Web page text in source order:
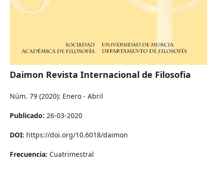
Daimon Revista Internacional de Filosofia
Núm. 79 (2020): Enero - Abril
Publicado: 26-03-2020
DOI: https://doi.org/10.6018/daimon
Frecuencia: Cuatrimestral